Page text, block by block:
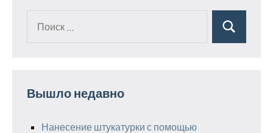
Поиск
Вышло недавно
Нанесение штукатурки с помощью